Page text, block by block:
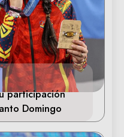
participación
Domingo